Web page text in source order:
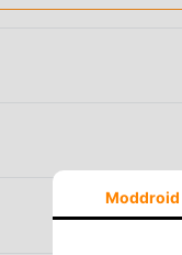
Moddroid